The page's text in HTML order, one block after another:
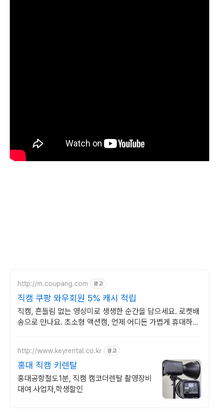
http://m.coupang.com 광고
직캠 쿠팡 와우회원 5% 캐시 적립
직캠, 흔들림 없는 영상미로 생생한 순간을 담으세요. 로켓배
송으로 만나요. 초소형 액션캠, 언제 어디든 가볍게 휴대하며
http://www.keyrental.co.kr 광고
홍대 직캠 키렌탈
홍대공항철도1분, 직캠 캠코더렌탈 촬영장비
대여 사업자,학생할인